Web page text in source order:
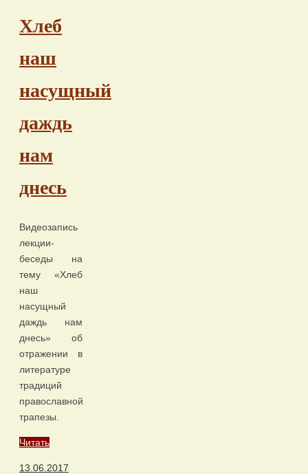
Хлеб
наш
насущный
даждь
нам
днесь
Видеозапись
лекции-
беседы на
тему «Хлеб
наш
насущный
даждь нам
днесь» об
отражении в
литературе
традиций
православной
трапезы.
Читать
13.06.2017